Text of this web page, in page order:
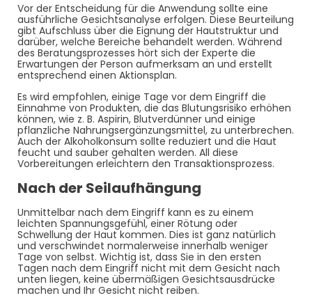
Vor der Entscheidung für die Anwendung sollte eine
ausführliche Gesichtsanalyse erfolgen. Diese Beurteilung
gibt Aufschluss über die Eignung der Hautstruktur und
darüber, welche Bereiche behandelt werden. Während
des Beratungsprozesses hört sich der Experte die
Erwartungen der Person aufmerksam an und erstellt
entsprechend einen Aktionsplan.
Es wird empfohlen, einige Tage vor dem Eingriff die
Einnahme von Produkten, die das Blutungsrisiko erhöhen
können, wie z. B. Aspirin, Blutverdünner und einige
pflanzliche Nahrungsergänzungsmittel, zu unterbrechen.
Auch der Alkoholkonsum sollte reduziert und die Haut
feucht und sauber gehalten werden. All diese
Vorbereitungen erleichtern den Transaktionsprozess.
Nach der Seilaufhängung
Unmittelbar nach dem Eingriff kann es zu einem
leichten Spannungsgefühl, einer Rötung oder
Schwellung der Haut kommen. Dies ist ganz natürlich
und verschwindet normalerweise innerhalb weniger
Tage von selbst. Wichtig ist, dass Sie in den ersten
Tagen nach dem Eingriff nicht mit dem Gesicht nach
unten liegen, keine übermäßigen Gesichtsausdrücke
machen und Ihr Gesicht nicht reiben.